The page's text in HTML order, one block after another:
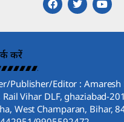
करें
Publisher/Editor : Amaresh
Rail Vihar DLF, ghaziabad-
West Champaran, Bihar,